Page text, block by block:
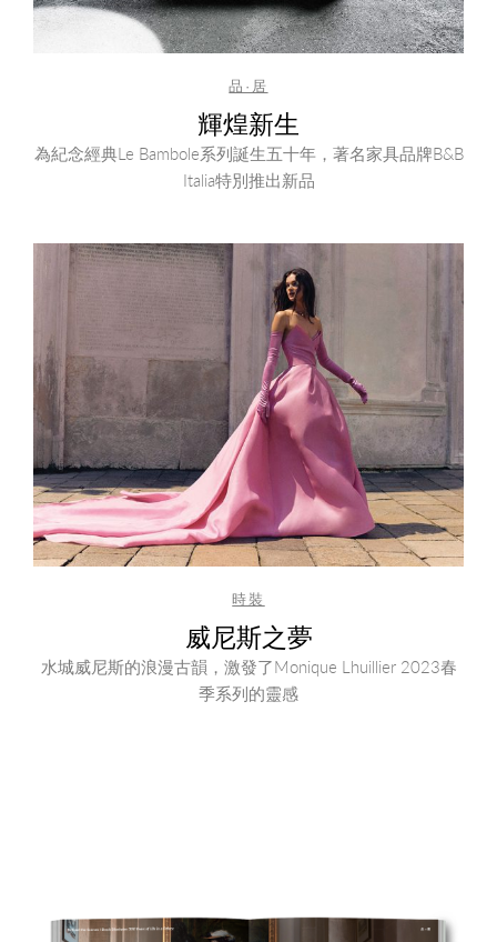
品·居
輝煌新生
為紀念經典Le Bambole系列誕生五十年，著名家具品牌B&B
Italia特別推出新品
時裝
威尼斯之夢
水城威尼斯的浪漫古韻，激發了Monique Lhuillier 2023春
季系列的靈感